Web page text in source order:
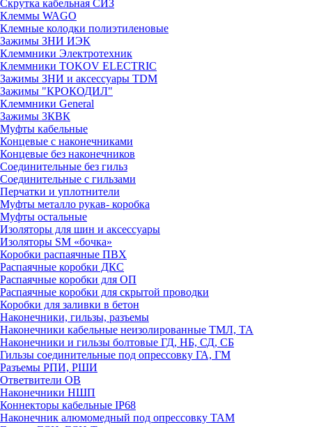
Скрутка кабельная СИЗ
Клеммы WAGO
Клемные колодки полиэтиленовые
Зажимы ЗНИ ИЭК
Клеммники Электротехник
Клеммники TOKOV ELECTRIC
Зажимы ЗНИ и аксессуары TDM
Зажимы "КРОКОДИЛ"
Клеммники General
Зажимы 3КВК
Муфты кабельные
Концевые с наконечниками
Концевые без наконечников
Соединительные без гильз
Соединительные с гильзами
Перчатки и уплотнители
Муфты металло рукав- коробка
Муфты остальные
Изоляторы для шин и аксессуары
Изоляторы SM «бочка»
Коробки распаячные ПВХ
Распаячные коробки ДКС
Распаячные коробки для ОП
Распаячные коробки для скрытой проводки
Коробки для заливки в бетон
Наконечники, гильзы, разъемы
Наконечники кабельные неизолированные ТМЛ, ТА
Наконечники и гильзы болтовые ГД, НБ, СД, СБ
Гильзы соединительные под опрессовку ГА, ГМ
Разъемы РПИ, РШИ
Ответвители ОВ
Наконечники НШП
Коннекторы кабельные IP68
Наконечник алюмомедный под опрессовку ТАМ